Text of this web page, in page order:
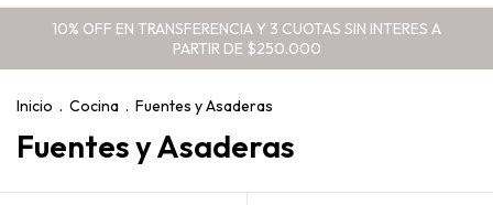
10% OFF EN TRANSFERENCIA Y 3 CUOTAS SIN INTERES A
PARTIR DE $250.000
Inicio . Cocina . Fuentes y Asaderas
Fuentes y Asaderas